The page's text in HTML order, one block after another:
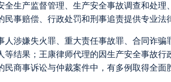
全生产监督管理、生产安全事故调查和处
民事赔偿、行政处罚和刑事追责提供专业法
人涉嫌失火罪、重大责任事故罪、合同诈
等结果；王康律师代理的因生产安全事故
民商事诉讼与仲裁案件中，有多例取得全面